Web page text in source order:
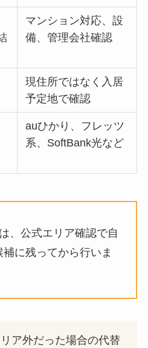
マンション対応、設
備、管理会社確認
現住所ではなく入居
予定地で確認
auひかり、フレッツ
系、SoftBank光など
、公式エリア確認で自
に残ってから行いま
ア外だった場合の代替